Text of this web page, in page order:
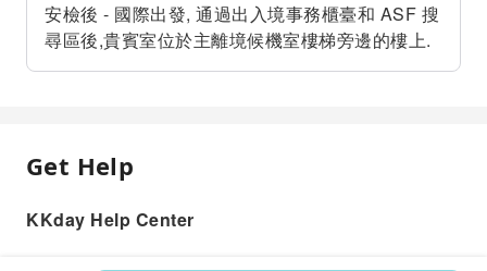
安檢後 - 國際出發, 通過出入境事務櫃臺和 ASF 搜
尋區後,貴賓室位於主離境候機室樓梯旁邊的樓上.
Get Help
KKday Help Center